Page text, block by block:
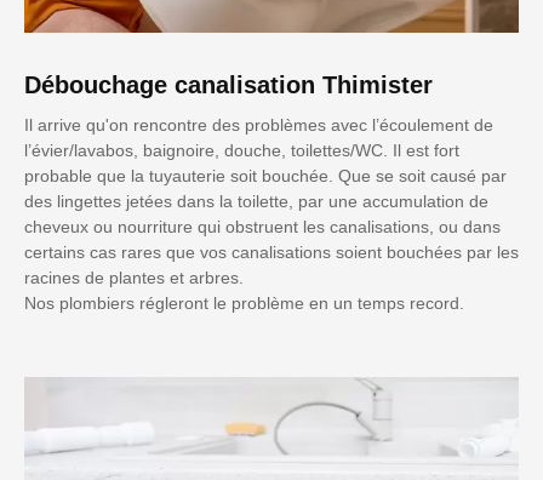
Débouchage canalisation Thimister
Il arrive qu'on rencontre des problèmes avec l’écoulement de
l’évier/lavabos, baignoire, douche, toilettes/WC. Il est fort
probable que la tuyauterie soit bouchée. Que se soit causé par
des lingettes jetées dans la toilette, par une accumulation de
cheveux ou nourriture qui obstruent les canalisations, ou dans
certains cas rares que vos canalisations soient bouchées par les
racines de plantes et arbres.
Nos plombiers régleront le problème en un temps record.